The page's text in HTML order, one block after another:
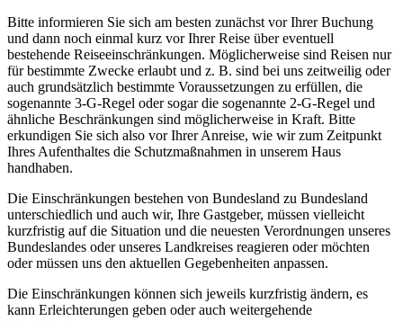
Bitte informieren Sie sich am besten zunächst vor Ihrer Buchung
und dann noch einmal kurz vor Ihrer Reise über eventuell
bestehende Reiseeinschränkungen. Möglicherweise sind Reisen nur
für bestimmte Zwecke erlaubt und z. B. sind bei uns zeitweilig oder
auch grundsätzlich bestimmte Voraussetzungen zu erfüllen, die
sogenannte 3-G-Regel oder sogar die sogenannte 2-G-Regel und
ähnliche Beschränkungen sind möglicherweise in Kraft. Bitte
erkundigen Sie sich also vor Ihrer Anreise, wie wir zum Zeitpunkt
Ihres Aufenthaltes die Schutzmaßnahmen in unserem Haus
handhaben.
Die Einschränkungen bestehen von Bundesland zu Bundesland
unterschiedlich und auch wir, Ihre Gastgeber, müssen vielleicht
kurzfristig auf die Situation und die neuesten Verordnungen unseres
Bundeslandes oder unseres Landkreises reagieren oder möchten
oder müssen uns den aktuellen Gegebenheiten anpassen.
Die Einschränkungen können sich jeweils kurzfristig ändern, es
kann Erleichterungen geben oder auch weitergehende